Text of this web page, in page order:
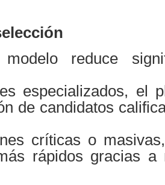
reduce
especializados, el
de candidatos
críticas o
rápidos gracias